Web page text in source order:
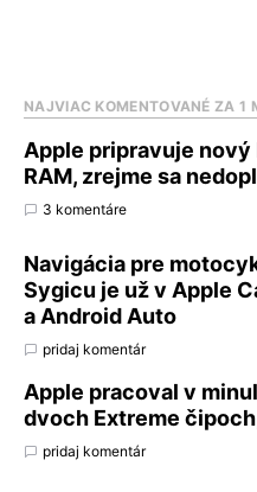
NAJVIAC KOMENTOVANÉ ZA 1
Apple pripravuje nový
RAM, zrejme sa
3 komentáre
Navigácia pre
Sygicu je už v Apple
a Android Auto
pridaj komentár
Apple pracoval v
dvoch Extreme
pridaj komentár